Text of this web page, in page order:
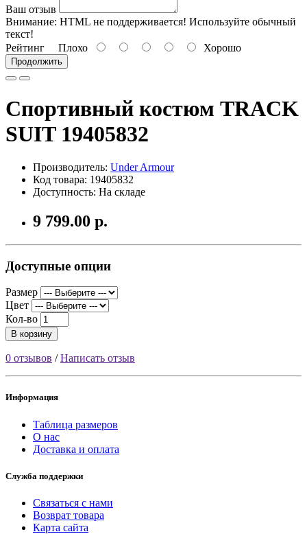
Ваш отзыв
Внимание: HTML не поддерживается! Используйте обычный
текст!
Рейтинг Плохо Хорошо
Продолжить
Спортивный костюм TRACK
SUIT 19405832
Производитель: Under Armour
Код товара: 19405832
Доступность: На складе
9 799.00 р.
Доступные опции
Размер
Цвет
Кол-во
В корзину
0 отзывов /Написать отзыв
Информация
Таблица размеров
О нас
Доставка и оплата
Служба поддержки
Связаться с нами
Возврат товара
Карта сайта